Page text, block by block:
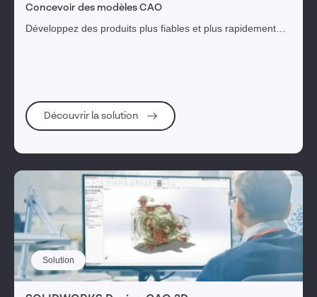
Concevoir des modèles CAO
Développez des produits plus fiables et plus rapidement
Découvrir la solution
Solution